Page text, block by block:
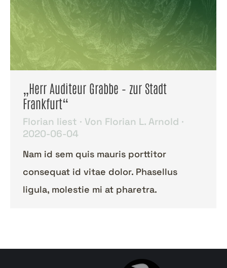
„Herr Auditeur Grabbe – zur Stadt
Frankfurt“
Florian liest Von Florian L. Arnold
2020-06-04
Nam id sem quis mauris porttitor
consequat id vitae dolor. Phasellus
ligula, molestie mi at pharetra.